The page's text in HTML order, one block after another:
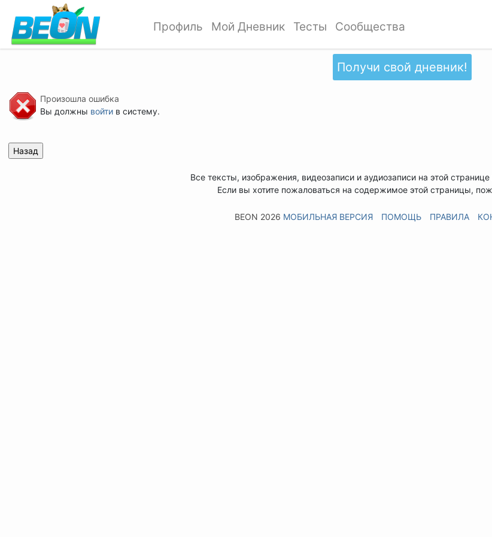
Профиль Мой Дневник Тесты Сообщества
Получи свой дневник!
Произошла ошибка
Вы должны войтив систему.
Все тексты, изображения, видеозаписи и аудиозаписи на этой
Если вы хотите пожаловаться на содержимое этой страницы,
BEON 2026 МОБИЛЬНАЯ ВЕРСИЯ ПОМОЩЬ ПРАВИЛА